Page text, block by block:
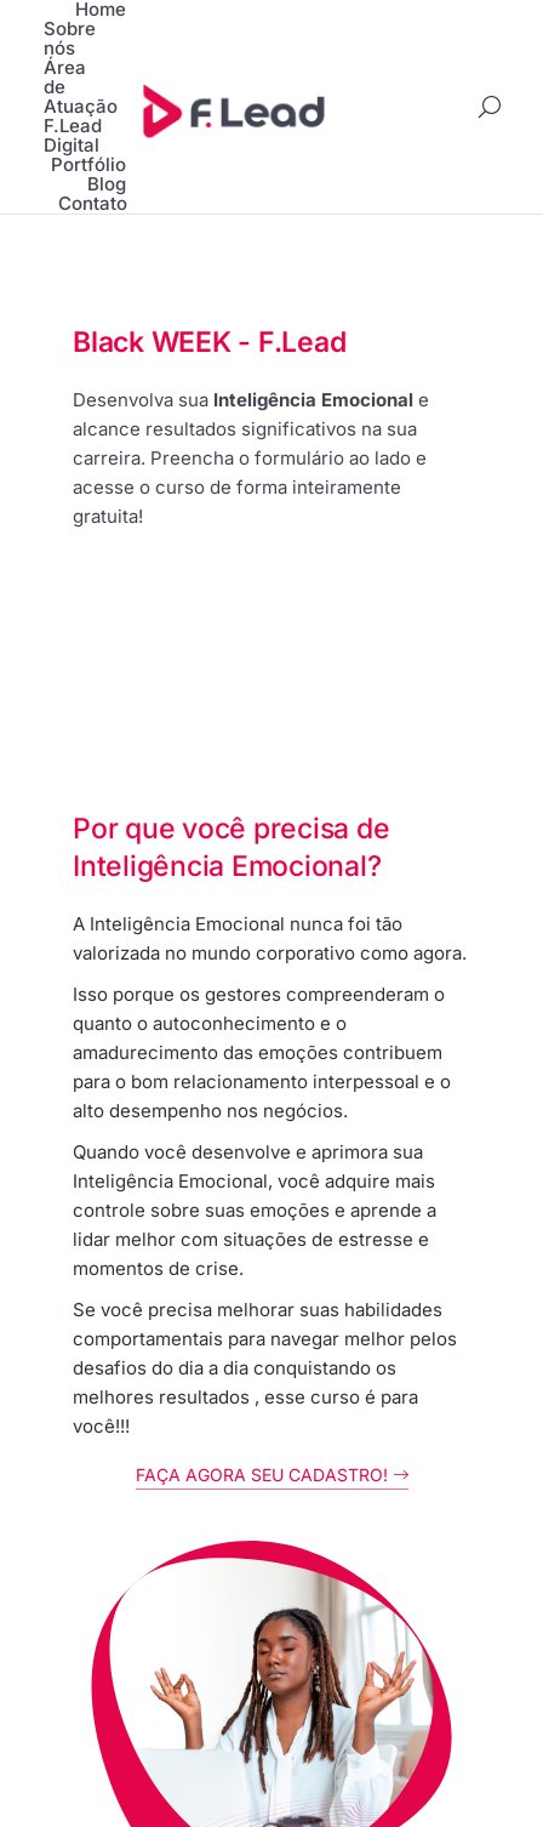
Home
Sobre
nós
Área
de
Atuação
F.Lead
Digital
Portfólio
Blog
Contato
Black WEEK - F.Lead
Desenvolva sua Inteligência Emocional e
alcance resultados significativos na sua
carreira. Preencha o formulário ao lado e
acesse o curso de forma inteiramente
gratuita!
Por que você precisa de
Inteligência Emocional?
A Inteligência Emocional nunca foi tão
valorizada no mundo corporativo como agora.
Isso porque os gestores compreenderam o
quanto o autoconhecimento e o
amadurecimento das emoções contribuem
para o bom relacionamento interpessoal e o
alto desempenho nos negócios.
Quando você desenvolve e aprimora sua
Inteligência Emocional, você adquire mais
controle sobre suas emoções e aprende a
lidar melhor com situações de estresse e
momentos de crise.
Se você precisa melhorar suas habilidades
comportamentais para navegar melhor pelos
desafios do dia a dia conquistando os
melhores resultados , esse curso é para
você!!!
FAÇA AGORA SEU CADASTRO!